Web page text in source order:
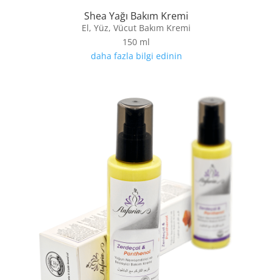
Shea Yağı Bakım Kremi
El, Yüz, Vücut Bakım Kremi
150 ml
daha fazla bilgi edinin